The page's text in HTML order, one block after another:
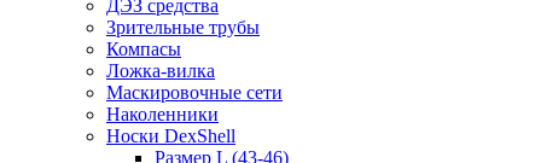
ДЭЗ средства
Зрительные трубы
Компасы
Ложка-вилка
Маскировочные сети
Наколенники
Носки DexShell
Размер L (43-46)